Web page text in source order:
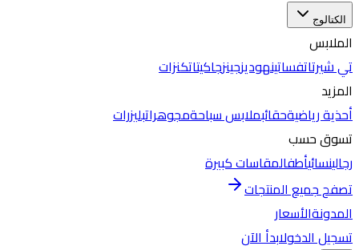
الكتالوج
الملابس
تي شيرتاتفساتينهوديزجينزجاكيتاتكنزات
المزيد
أحذية رياضيةحقائبملابس سباحةمجوهراتبليزرات
تسوق حسب
رجالينسائيأطفالمقاسات كبيرة
تصفح جميع المنتجات
المدونةالأسعار
تسجيل الدخولابدأ الآن